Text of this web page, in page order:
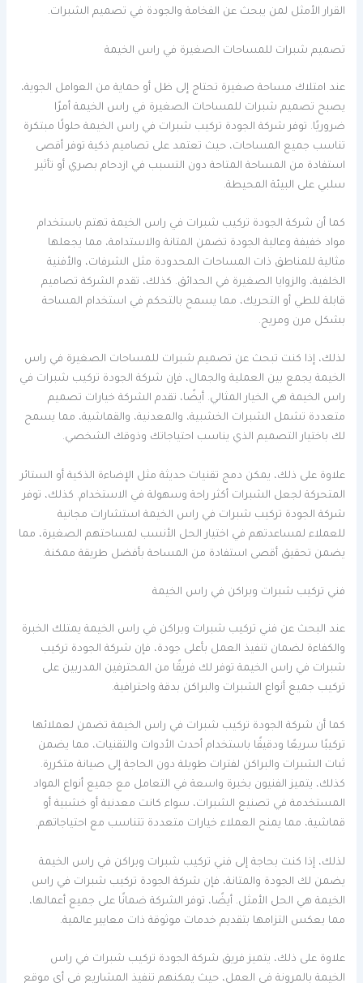
القرار الأمثل لمن يبحث عن الفخامة والجودة في تصميم الشبرات.
تصميم شبرات للمساحات الصغيرة في راس الخيمة
عند امتلاك مساحة صغيرة تحتاج إلى ظل أو حماية من العوامل الجوية،
يصبح تصميم شبرات للمساحات الصغيرة في راس الخيمة أمرًا
ضروريًا. توفر شركة الجودة تركيب شبرات في راس الخيمة حلولًا مبتكرة
تناسب جميع المساحات، حيث تعتمد على تصاميم ذكية توفر أقصى
استفادة من المساحة المتاحة دون التسبب في ازدحام بصري أو تأثير
سلبي على البيئة المحيطة.
كما أن شركة الجودة تركيب شبرات في راس الخيمة تهتم باستخدام
مواد خفيفة وعالية الجودة تضمن المتانة والاستدامة، مما يجعلها
مثالية للمناطق ذات المساحات المحدودة مثل الشرفات، والأفنية
الخلفية، والزوايا الصغيرة في الحدائق. كذلك، تقدم الشركة تصاميم
قابلة للطي أو التحريك، مما يسمح بالتحكم في استخدام المساحة
بشكل مرن ومريح.
لذلك، إذا كنت تبحث عن تصميم شبرات للمساحات الصغيرة في راس
الخيمة يجمع بين العملية والجمال، فإن شركة الجودة تركيب شبرات في
راس الخيمة هي الخيار المثالي. أيضًا، تقدم الشركة خيارات تصميم
متعددة تشمل الشبرات الخشبية، والمعدنية، والقماشية، مما يسمح
لك باختيار التصميم الذي يناسب احتياجاتك وذوقك الشخصي.
علاوة على ذلك، يمكن دمج تقنيات حديثة مثل الإضاءة الذكية أو الستائر
المتحركة لجعل الشبرات أكثر راحة وسهولة في الاستخدام. كذلك، توفر
شركة الجودة تركيب شبرات في راس الخيمة استشارات مجانية
للعملاء لمساعدتهم في اختيار الحل الأنسب لمساحتهم الصغيرة، مما
يضمن تحقيق أقصى استفادة من المساحة بأفضل طريقة ممكنة.
فني تركيب شبرات وبراكن في راس الخيمة
عند البحث عن فني تركيب شبرات وبراكن في راس الخيمة يمتلك الخبرة
والكفاءة لضمان تنفيذ العمل بأعلى جودة، فإن شركة الجودة تركيب
شبرات في راس الخيمة توفر لك فريقًا من المحترفين المدربين على
تركيب جميع أنواع الشبرات والبراكن بدقة واحترافية.
كما أن شركة الجودة تركيب شبرات في راس الخيمة تضمن لعملائها
تركيبًا سريعًا ودقيقًا باستخدام أحدث الأدوات والتقنيات، مما يضمن
ثبات الشبرات والبراكن لفترات طويلة دون الحاجة إلى صيانة متكررة.
كذلك، يتميز الفنيون بخبرة واسعة في التعامل مع جميع أنواع المواد
المستخدمة في تصنيع الشبرات، سواء كانت معدنية أو خشبية أو
قماشية، مما يمنح العملاء خيارات متعددة تتناسب مع احتياجاتهم.
لذلك، إذا كنت بحاجة إلى فني تركيب شبرات وبراكن في راس الخيمة
يضمن لك الجودة والمتانة، فإن شركة الجودة تركيب شبرات في راس
الخيمة هي الحل الأمثل. أيضًا، توفر الشركة ضمانًا على جميع أعمالها،
مما يعكس التزامها بتقديم خدمات موثوقة ذات معايير عالمية.
علاوة على ذلك، يتميز فريق شركة الجودة تركيب شبرات في راس
الخيمة بالمرونة في العمل، حيث يمكنهم تنفيذ المشاريع في أي موقع